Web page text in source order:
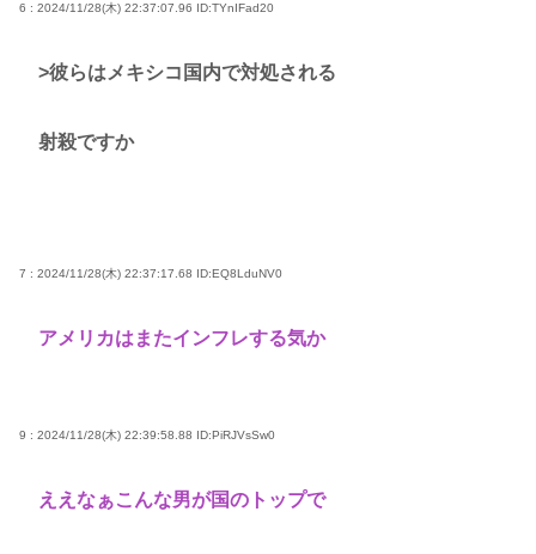
6 : 2024/11/28(木) 22:37:07.96 ID:TYnIFad20
>彼らはメキシコ国内で対処される
射殺ですか
7 : 2024/11/28(木) 22:37:17.68 ID:EQ8LduNV0
アメリカはまたインフレする気か
9 : 2024/11/28(木) 22:39:58.88 ID:PiRJVsSw0
ええなぁこんな男が国のトップで